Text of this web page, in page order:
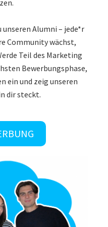
Alumni – jede*r
Community wächst,
Teil des Marketing
Bewerbungsphase,
ein und zeig unseren
dir steckt.